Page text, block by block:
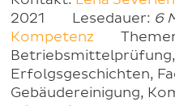
2021
Lesedauer: 6
Kompetenz
Erfolgsgeschichten,
Gebäudereinigung,